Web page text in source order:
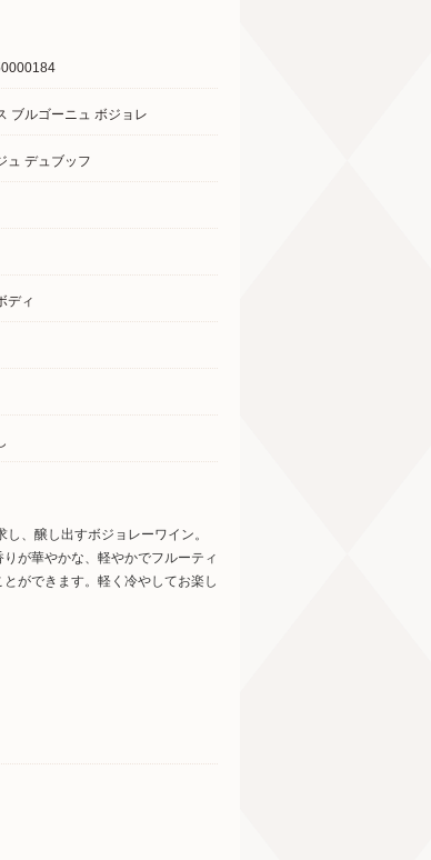
ブルゴーニュ ボジョレ
ュ デュブッフ
ディ
、醸し出すボジョレーワイン。
が華やかな、軽やかでフルーティ
ができます。軽く冷やしてお楽し